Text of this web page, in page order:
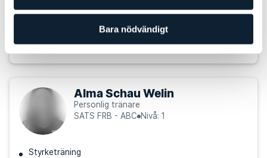
Bara nödvändigt
Alma Schau Welin
Personlig tränare
SATS FRB - ABC Nivå: 1
Styrketräning